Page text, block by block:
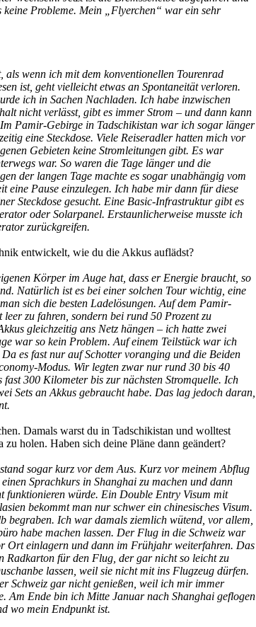
Probleme. Mein „Flyerchen“ war ein sehr
wenn ich mit dem konventionellen Tourenrad
ist, geht vielleicht etwas an Spontaneität verloren.
ich in Sachen Nachladen. Ich habe inzwischen
nicht verlässt, gibt es immer Strom – und dann kann
Pamir-Gebirge in Tadschikistan war ich sogar länger
eine Steckdose. Viele Reiseradler hatten mich vor
Gebieten keine Stromleitungen gibt. Es war
war. So waren die Tage länger und die
der langen Tage machte es sogar unabhängig vom
eine Pause einzulegen. Ich habe mir dann für diese
Steckdose gesucht. Eine Basic-Infrastruktur gibt es
oder Solarpanel. Erstaunlicherweise musste ich
zurückgreifen.
entwickelt, wie du die Akkus auflädst?
Körper im Auge hat, dass er Energie braucht, so
Natürlich ist es bei einer solchen Tour wichtig, eine
sich die besten Ladelösungen. Auf dem Pamir-
zu fahren, sondern bei rund 50 Prozent zu
gleichzeitig ans Netz hängen – ich hatte zwei
war so kein Problem. Auf einem Teilstück war ich
es fast nur auf Schotter voranging und die Beiden
Modus. Wir legten zwar nur rund 30 bis 40
300 Kilometer bis zur nächsten Stromquelle. Ich
Sets an Akkus gebraucht habe. Das lag jedoch daran,
Damals warst du in Tadschikistan und wolltest
holen. Haben sich deine Pläne dann geändert?
sogar kurz vor dem Aus. Kurz vor meinem Abflug
Sprachkurs in Shanghai zu machen und dann
funktionieren würde. Ein Double Entry Visum mit
bekommt man nur schwer ein chinesisches Visum.
begraben. Ich war damals ziemlich wütend, vor allem,
habe machen lassen. Der Flug in die Schweiz war
Ort einlagern und dann im Frühjahr weiterfahren. Das
Radkarton für den Flug, der gar nicht so leicht zu
lassen, weil sie nicht mit ins Flugzeug dürfen.
Schweiz gar nicht genießen, weil ich mir immer
Am Ende bin ich Mitte Januar nach Shanghai geflogen
wo mein Endpunkt ist.